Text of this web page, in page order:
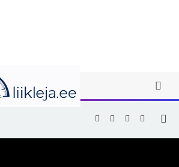
Facebook
X
(Twitter)
Instagram
YouTube